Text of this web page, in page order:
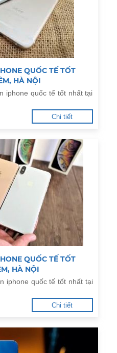
QUỐC TẾ TỐT
HÀ NỘI
iphone quốc tế tốt nhất tại
Chi tiết
QUỐC TẾ TỐT
HÀ NỘI
iphone quốc tế tốt nhất tại
Chi tiết